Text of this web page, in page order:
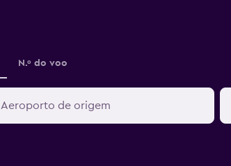
N.º do voo